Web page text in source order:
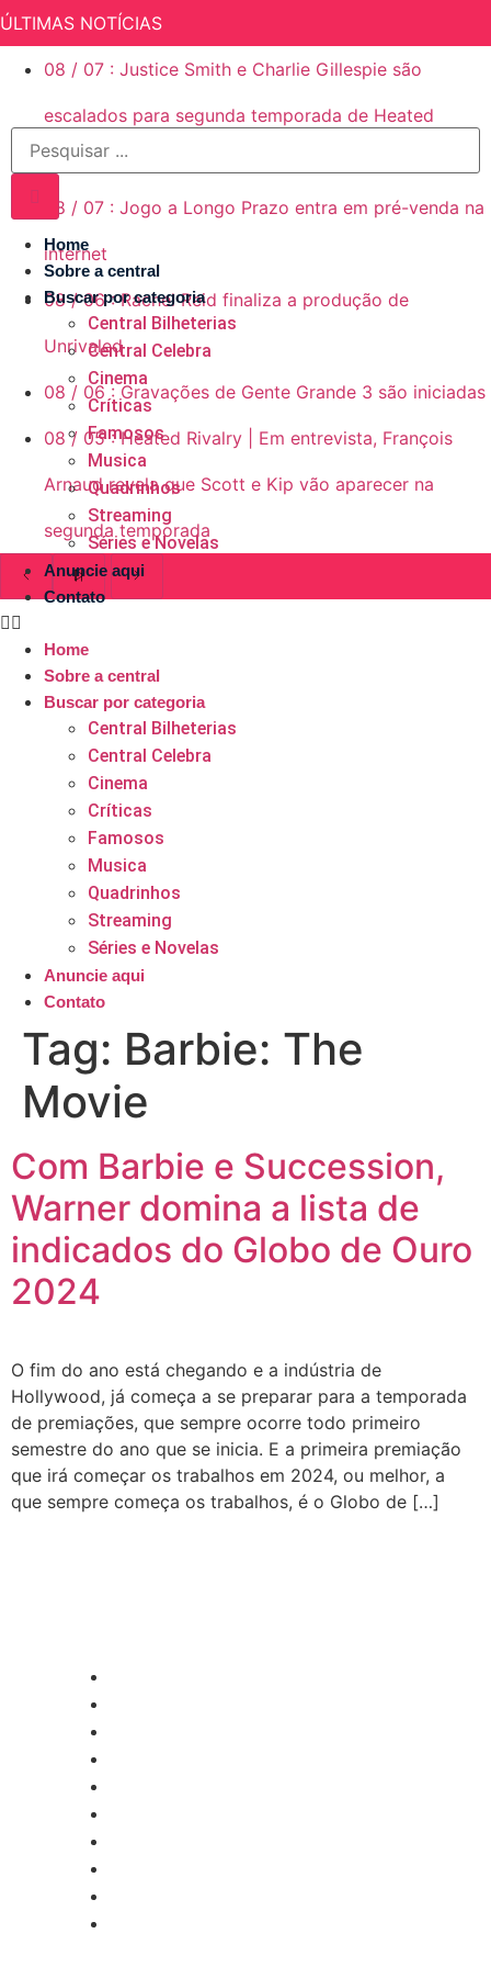
ÚLTIMAS NOTÍCIAS
08 / 07 : Justice Smith e Charlie Gillespie são
escalados para segunda temporada de Heated
Rivalry (Rivalidade Ardente)
08 / 07 : Jogo a Longo Prazo entra em pré-venda na
internet
08 / 06 : Rachel Reid finaliza a produção de
Unrivaled
08 / 06 : Gravações de Gente Grande 3 são iniciadas
08 / 05 : Heated Rivalry | Em entrevista, François
Arnaud revela que Scott e Kip vão aparecer na
segunda temporada
Home
Sobre a central
Buscar por categoria
Central Bilheterias
Central Celebra
Cinema
Críticas
Famosos
Musica
Quadrinhos
Streaming
Séries e Novelas
Anuncie aqui
Contato
Home
Sobre a central
Buscar por categoria
Central Bilheterias
Central Celebra
Cinema
Críticas
Famosos
Musica
Quadrinhos
Streaming
Séries e Novelas
Anuncie aqui
Contato
Tag: Barbie: The
Movie
Com Barbie e Succession,
Warner domina a lista de
indicados do Globo de Ouro
2024
O fim do ano está chegando e a indústria de
Hollywood, já começa a se preparar para a temporada
de premiações, que sempre ocorre todo primeiro
semestre do ano que se inicia. E a primeira premiação
que irá começar os trabalhos em 2024, ou melhor, a
que sempre começa os trabalhos, é o Globo de […]